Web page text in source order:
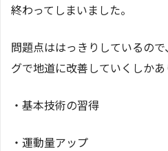
終わってしまいました。
問題点ははっきりしているの
グで地道に改善していくしかあ
・基本技術の習得
・運動量アップ